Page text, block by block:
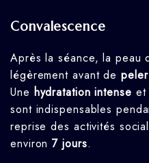
Convalescence
Après la séance, la peau
légèrement avant de
Une hydratation intense et
sont indispensables
reprise des activités
environ7 jours.